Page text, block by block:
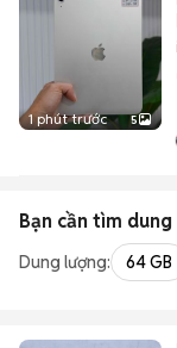
1 phút trước 5
Bạn cần tìm dung
Dung lượng: 64 GB